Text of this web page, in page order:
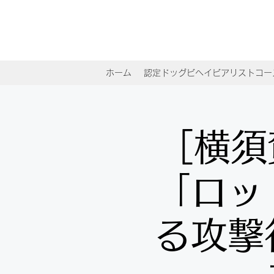
ホーム 認定ドッグビヘイビアリストコー
［横
「ロ
る攻